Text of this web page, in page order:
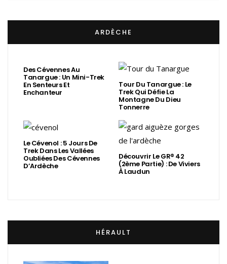
ARDÈCHE
Des Cévennes Au
Tanargue : Un Mini-Trek
En Senteurs Et
Enchanteur
Tour Du Tanargue : Le
Trek Qui Défie La
Montagne Du Dieu
Tonnerre
Le Cévenol : 5 Jours De
Trek Dans Les Vallées
Oubliées Des Cévennes
D’Ardèche
Découvrir Le GR® 42
(2ème Partie) : De Viviers
À Laudun
HÉRAULT